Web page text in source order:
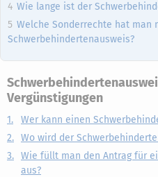
Wie lange ist der
Welche Sonderrechte hat man
Schwerbehindertenausweis?
Vergünstigungen
1.
Wer kann einen
2. Wo wird der
3. Wie füllt man den Antrag für
aus?